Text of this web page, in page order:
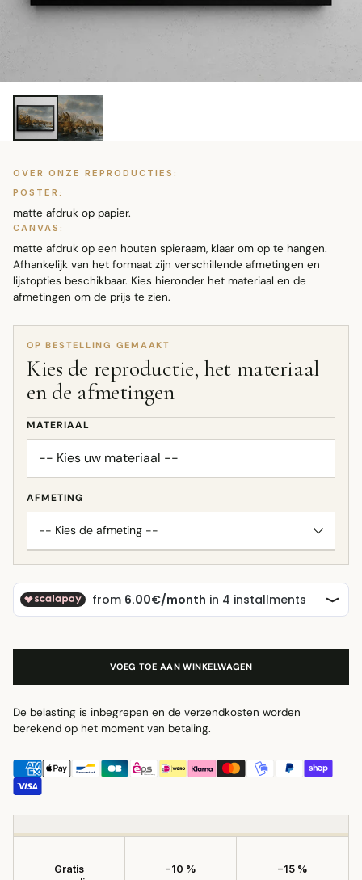
OVER ONZE REPRODUCTIES:
POSTER:
matte afdruk op papier.
CANVAS:
matte afdruk op een houten spieraam, klaar om op te hangen.
Afhankelijk van het formaat zijn verschillende afmetingen en
lijstopties beschikbaar. Kies hieronder het materiaal en de
afmetingen om de prijs te zien.
OP BESTELLING GEMAAKT
Kies de reproductie, het materiaal
en de afmetingen
MATERIAAL
AFMETING
-- Kies de afmeting --
VOEG TOE AAN WINKELWAGEN
De belasting is inbegrepen en de verzendkosten worden
berekend op het moment van betaling.
Gratis
−10 % −15 %